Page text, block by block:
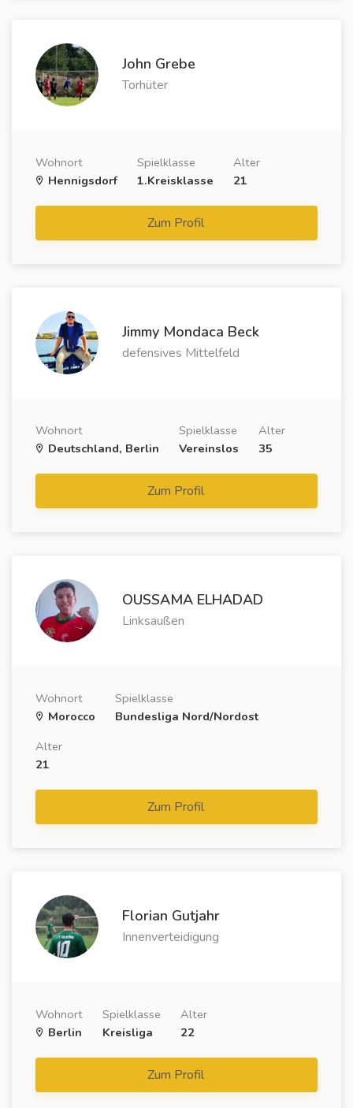
John Grebe
Torhüter
Wohnort
Hennigsdorf
Spielklasse
1.Kreisklasse
Alter
21
Zum Profil
Jimmy Mondaca Beck
defensives Mittelfeld
Wohnort
Deutschland, Berlin
Spielklasse
Vereinslos
Alter
35
Zum Profil
OUSSAMA ELHADAD
Linksaußen
Wohnort
Morocco
Spielklasse
Bundesliga Nord/Nordost
Alter
21
Zum Profil
Florian Gutjahr
Innenverteidigung
Wohnort
Berlin
Spielklasse
Kreisliga
Alter
22
Zum Profil